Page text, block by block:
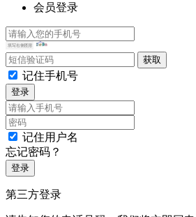
会员登录
记住手机号
登录
记住用户名
忘记密码？
登录
第三方登录